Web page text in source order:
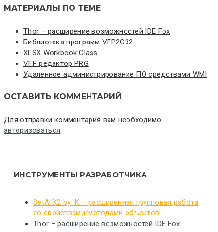
МАТЕРИАЛЫ ПО ТЕМЕ
Thor – расширение возможностей IDE Fox
Библиотека программ VFP2C32
XLSX Workbook Class
VFP редактор PRG
Удаленное администрирование ПО средствами WMI
ОСТАВИТЬ КОММЕНТАРИЙ
Для отправки комментария вам необходимо
авторизоваться.
ИНСТРУМЕНТЫ РАЗРАБОТЧИКА
SetAllX2 by IK – расширенная групповая работа
со свойствами/методами объектов
Thor – расширение возможностей IDE Fox